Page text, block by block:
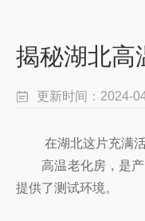
揭秘湖北高
更新时间：2024-
在湖北这片充满活
高温老化房，是产品
提供了测试环境。